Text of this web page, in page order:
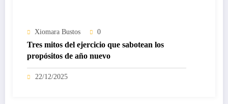
Xiomara Bustos 0
Tres mitos del ejercicio que sabotean los
propósitos de año nuevo
22/12/2025